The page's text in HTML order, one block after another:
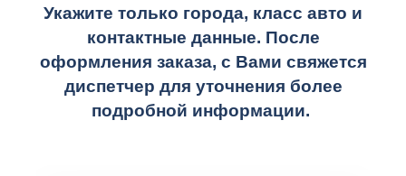
Укажите только города, класс авто и
контактные данные. После
оформления заказа, с Вами свяжется
диспетчер для уточнения более
подробной информации.